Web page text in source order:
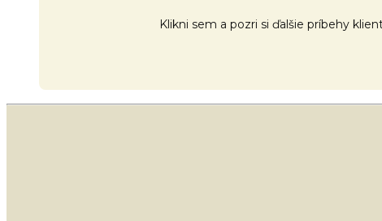
Klikni sem a pozri si ďalšie príbehy